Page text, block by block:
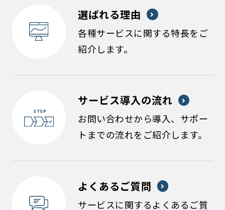
選ばれる理由
各種サービスに関する特長をご
紹介します。
サービス導入の流れ
お問い合わせから導入、サポー
トまでの流れをご紹介します。
よくあるご質問
サービスに関するよくあるご質